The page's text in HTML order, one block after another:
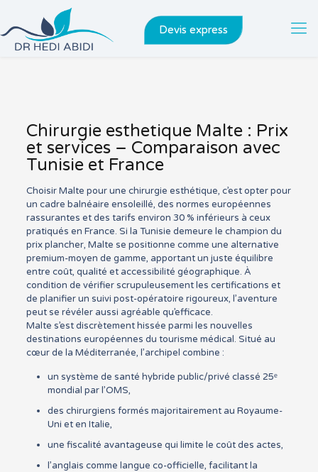
Devis express
Chirurgie esthetique Malte : Prix
et services – Comparaison avec
Tunisie et France
Choisir Malte pour une chirurgie esthétique, c’est opter pour
un cadre balnéaire ensoleillé, des normes européennes
rassurantes et des tarifs environ 30 % inférieurs à ceux
pratiqués en France. Si la Tunisie demeure le champion du
prix plancher, Malte se positionne comme une alternative
premium-moyen de gamme, apportant un juste équilibre
entre coût, qualité et accessibilité géographique. À
condition de vérifier scrupuleusement les certifications et
de planifier un suivi post-opératoire rigoureux, l’aventure
peut se révéler aussi agréable qu’efficace.
Malte s’est discrètement hissée parmi les nouvelles
destinations européennes du tourisme médical. Situé au
cœur de la Méditerranée, l’archipel combine :
un système de santé hybride public/privé classé 25ᵉ
mondial par l’OMS,
des chirurgiens formés majoritairement au Royaume-
Uni et en Italie,
une fiscalité avantageuse qui limite le coût des actes,
l’anglais comme langue co-officielle, facilitant la